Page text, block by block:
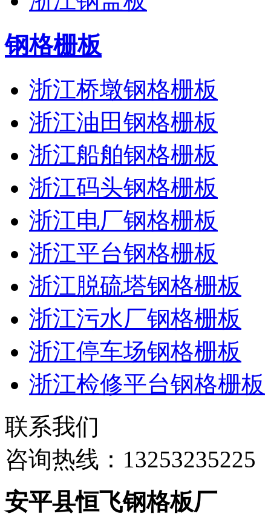
钢格栅板
浙江桥墩钢格栅板
浙江油田钢格栅板
浙江船舶钢格栅板
浙江码头钢格栅板
浙江电厂钢格栅板
浙江平台钢格栅板
浙江脱硫塔钢格栅板
浙江污水厂钢格栅板
浙江停车场钢格栅板
浙江检修平台钢格栅板
联系我们
咨询热线： 13253235225
安平县恒飞钢格板厂